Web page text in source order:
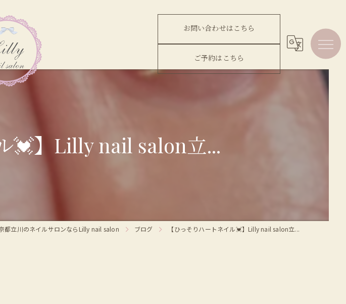
お問い合わせはこちら
ご予約はこちら
💓】Lilly nail salon立...
都立川のネイルサロンならLilly nail salon ブログ 【ひっそりハートネイル💓】Lilly nail salon立...